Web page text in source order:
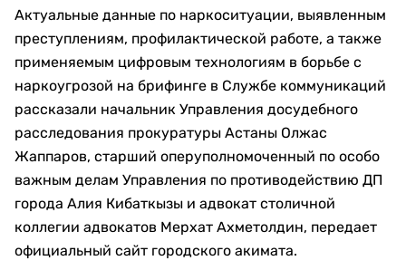
Актуальные данные по наркоситуации, выявленным
преступлениям, профилактической работе, а также
применяемым цифровым технологиям в борьбе с
наркоугрозой на брифинге в Службе коммуникаций
рассказали начальник Управления досудебного
расследования прокуратуры Астаны Олжас
Жаппаров, старший оперуполномоченный по особо
важным делам Управления по противодействию ДП
города Алия Кибаткызы и адвокат столичной
коллегии адвокатов Мерхат Ахметолдин, передает
официальный сайт городского акимата.